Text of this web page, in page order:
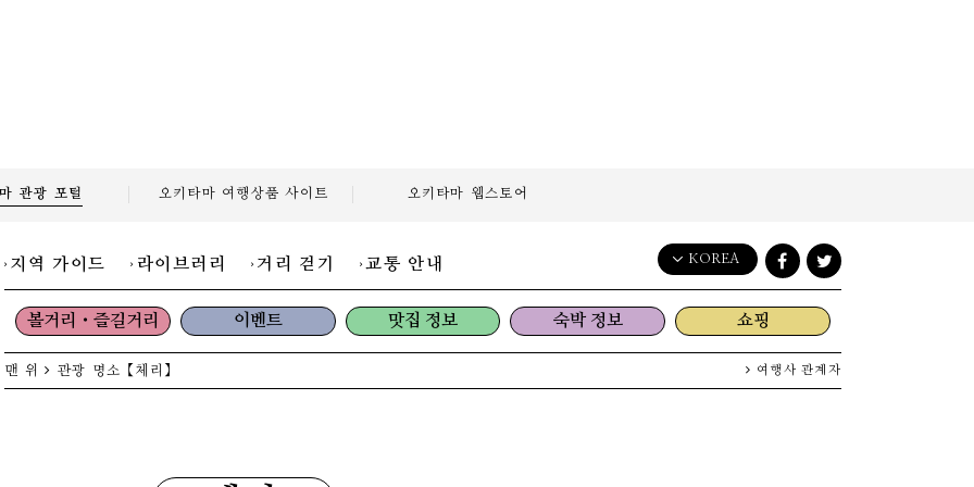
관광 포털 오키타마 여행상품 사이트 오키타마 웹스토어
지역 가이드 라이브러리 거리 걷기 교통 안내 KOREA
English
日本語
한국어
简体中文
볼거리・즐길거리 이벤트 맛집 정보 숙박 정보 쇼핑
맨 위 관광 명소 【체리】 여행사 관계자